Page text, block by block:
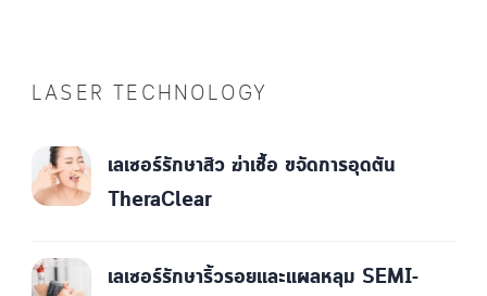
LASER TECHNOLOGY
เลเซอร์รักษาสิว ฆ่าเชื้อ ขจัดการอุดตัน
TheraClear
เลเซอร์รักษาริ้วรอยและแผลหลุม SEMI-